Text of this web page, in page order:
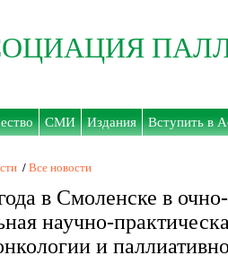
СМИ Издания Вступить в
/ Все новости
в Смоленске в
научно-
и